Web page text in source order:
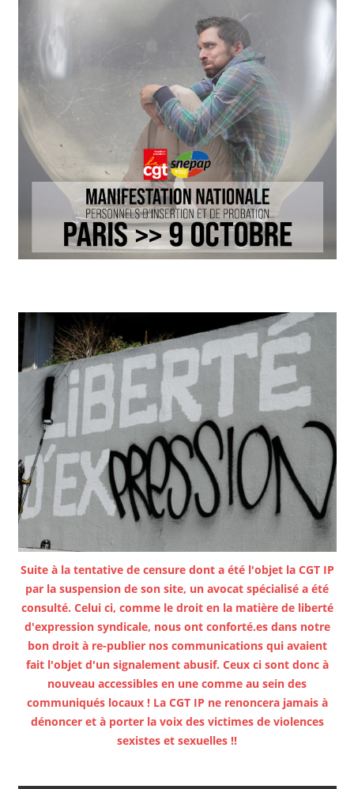
Suite à la tentative de censure dont a été l'objet la CGT IP
par la suspension de son site, un avocat spécialisé a été
consulté. Celui ci, comme le droit en la matière de liberté
d'expression syndicale, nous ont conforté.es dans notre
bon droit à re-publier nos communications qui avaient
fait l'objet d'un signalement abusif. Ceux ci sont donc à
nouveau accessibles en une comme au sein des
communiqués locaux ! La CGT IP ne renoncera jamais à
dénoncer et à porter la voix des victimes de violences
sexistes et sexuelles !!